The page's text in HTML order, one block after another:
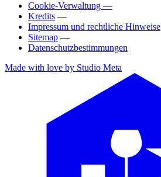
Cookie-Verwaltung —
Kredits —
Impressum und rechtliche Hinweise
Sitemap —
Datenschutzbestimmungen
Made with love by Studio Meta